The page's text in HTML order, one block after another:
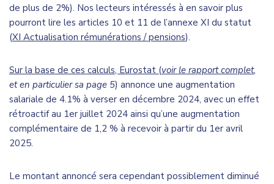
de plus de 2%). Nos lecteurs intéressés à en savoir plus
pourront lire les articles 10 et 11 de l’annexe XI du statut
(XI Actualisation rémunérations / pensions).
Sur la base de ces calculs, Eurostat (voir le rapport complet,
et en particulier sa page 5) annonce une augmentation
salariale de 4.1% à verser en décembre 2024, avec un effet
rétroactif au 1er juillet 2024 ainsi qu’une augmentation
complémentaire de 1,2 % à recevoir à partir du 1er avril
2025.
Le montant annoncé sera cependant possiblement diminué